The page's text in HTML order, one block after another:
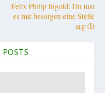
Felix Philip Ingold: Du tust
es mir besorgen eine Stelle
arg (I)